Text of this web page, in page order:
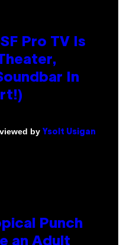
Pro TV Is
In
by Ysolt Usigan
Punch
an Adult